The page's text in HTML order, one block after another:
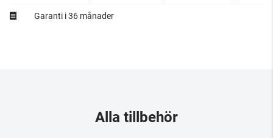
Garanti i 36 månader
Alla tillbehör